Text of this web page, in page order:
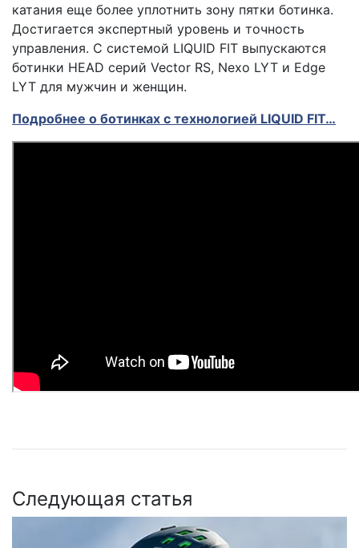
катания еще более уплотнить зону пятки ботинка.
Достигается экспертный уровень и точность
управления. С системой LIQUID FIT выпускаются
ботинки HEAD серий Vector RS, Nexo LYT и Edge
LYT для мужчин и женщин.
Подробнее о ботинках с технологией LIQUID FIT…
Следующая статья